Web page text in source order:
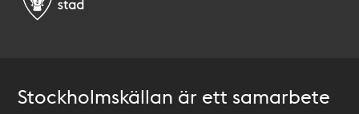
Stockholmskällan är ett samarbete